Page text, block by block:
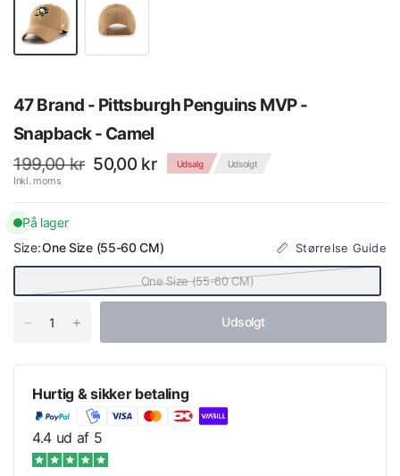
47 Brand - Pittsburgh Penguins MVP -
Snapback - Camel
199,00 kr 50,00 kr Udsalg Udsolgt
Inkl. moms
På lager
Size:One Size (55-60 CM) Størrelse Guide
One Size (55-60 CM)
Udsolgt
Hurtig & sikker betaling
4.4 ud af 5